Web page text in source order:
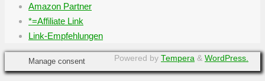
Amazon Partner
*=Affiliate Link
Link-Empfehlungen
Powered by Tempera & WordPress.
Manage consent